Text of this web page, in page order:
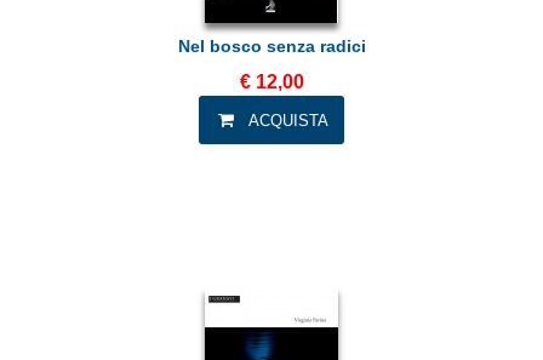
Nel bosco senza radici
€ 12,00